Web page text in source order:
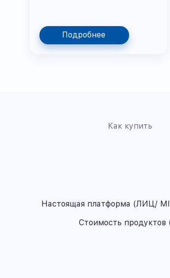
Подробнее
Как купить
Настоящая платформа (ЛИЦ/
Стоимость продуктов